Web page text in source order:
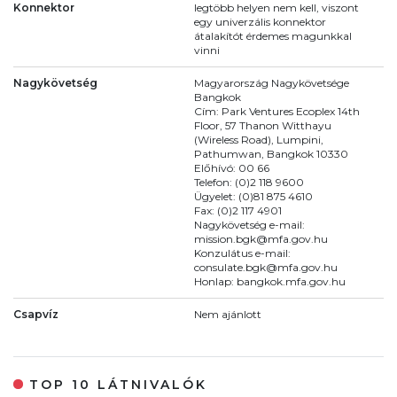
Konnektor
legtöbb helyen nem kell, viszont
egy univerzális konnektor
átalakítót érdemes magunkkal
vinni
Nagykövetség
Magyarország Nagykövetsége
Bangkok
Cím: Park Ventures Ecoplex 14th
Floor, 57 Thanon Witthayu
(Wireless Road), Lumpini,
Pathumwan, Bangkok 10330
Előhívó: 00 66
Telefon: (0)2 118 9600
Ügyelet: (0)81 875 4610
Fax: (0)2 117 4901
Nagykövetség e-mail:
mission.bgk@mfa.gov.hu
Konzulátus e-mail:
consulate.bgk@mfa.gov.hu
Honlap: bangkok.mfa.gov.hu
Csapvíz Nem ajánlott
TOP 10 LÁTNIVALÓK